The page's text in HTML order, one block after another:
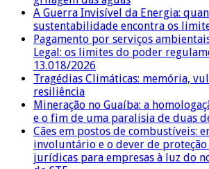
A Guerra Invisível da Energia:
sustentabilidade encontra os
Pagamento por serviços
Legal: os limites do poder
13.018/2026
Tragédias Climáticas: memória,
resiliência
Mineração no Guaíba: a
e o fim de uma paralisia de duas
Cães em postos de combustíveis:
involuntário e o dever de
jurídicas para empresas à luz do